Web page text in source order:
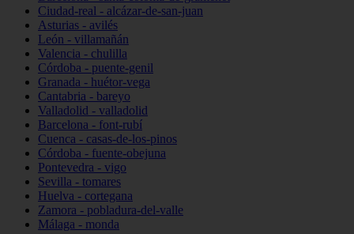
Ciudad-real - alcázar-de-san-juan
Asturias - avilés
León - villamañán
Valencia - chulilla
Córdoba - puente-genil
Granada - huétor-vega
Cantabria - bareyo
Valladolid - valladolid
Barcelona - font-rubí
Cuenca - casas-de-los-pinos
Córdoba - fuente-obejuna
Pontevedra - vigo
Sevilla - tomares
Huelva - cortegana
Zamora - pobladura-del-valle
Málaga - monda